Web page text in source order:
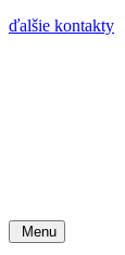
ďalšie kontakty
Menu